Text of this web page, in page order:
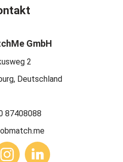
GmbH
2
Deutschland
87408088